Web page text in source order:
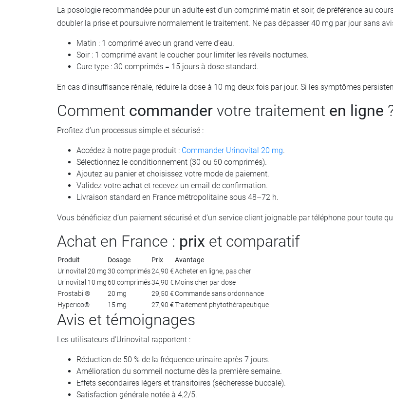
La posologie recommandée pour un adulte est d’un comprimé matin et soir, de préférence au
doubler la prise et poursuivre normalement le traitement. Ne pas dépasser 40 mg par jour sans
Matin : 1 comprimé avec un grand verre d’eau.
Soir : 1 comprimé avant le coucher pour limiter les réveils nocturnes.
Cure type : 30 comprimés = 15 jours à dose standard.
En cas d’insuffisance rénale, réduire la dose à 10 mg deux fois par jour. Si les symptômes
Comment commander votre traitement en ligne
Profitez d’un processus simple et sécurisé :
Accédez à notre page produit : Commander Urinovital 20 mg.
Sélectionnez le conditionnement (30 ou 60 comprimés).
Ajoutez au panier et choisissez votre mode de paiement.
Validez votre achat et recevez un email de confirmation.
Livraison standard en France métropolitaine sous 48–72 h.
Vous bénéficiez d’un paiement sécurisé et d’un service client joignable par téléphone pour toute
Achat en France : prix et comparatif
Produit Dosage Prix
Avantage
Urinovital 20 mg30 comprimés24,90 €Acheter en ligne, pas cher
Urinovital 10 mg 60 comprimés34,90 € Moins cher par dose
Prostabil®
20 mg 29,50 € Commande sans ordonnance
Hyperico®
15 mg 27,90 €Traitement phytothérapeutique
Avis et témoignages
Les utilisateurs d’Urinovital rapportent :
Réduction de 50 % de la fréquence urinaire après 7 jours.
Amélioration du sommeil nocturne dès la première semaine.
Effets secondaires légers et transitoires (sécheresse buccale).
Satisfaction générale notée à 4,2/5.